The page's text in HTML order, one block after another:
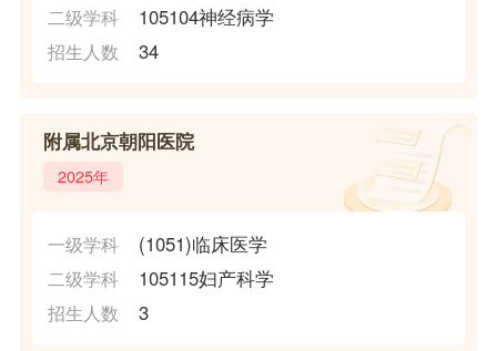
二级学科 105104神经病学
招生人数 34
附属北京朝阳医院
2025年
一级学科 (1051)临床医学
二级学科 105115妇产科学
招生人数 3